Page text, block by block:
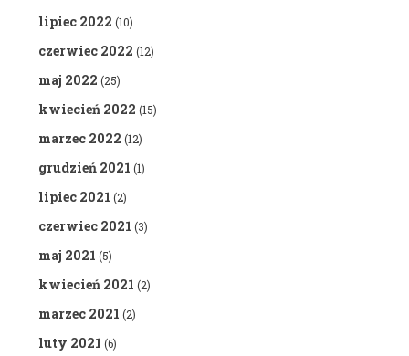
lipiec 2022 (10)
czerwiec 2022 (12)
maj 2022 (25)
kwiecień 2022 (15)
marzec 2022 (12)
grudzień 2021 (1)
lipiec 2021 (2)
czerwiec 2021 (3)
maj 2021 (5)
kwiecień 2021 (2)
marzec 2021 (2)
luty 2021 (6)